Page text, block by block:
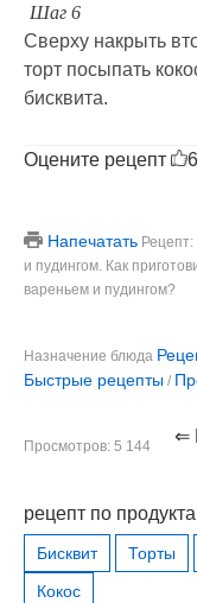
Шаг 6
Сверху накрыть
торт посыпать
бисквита.
Оцените рецепт 6
Напечатать
и пудингом. Как
вареньем и пудингом?
Назначение блюда
Быстрые рецепты /
Просмотров: 5 144 ⇐
рецепт по
Бисквит Торты
Кокос